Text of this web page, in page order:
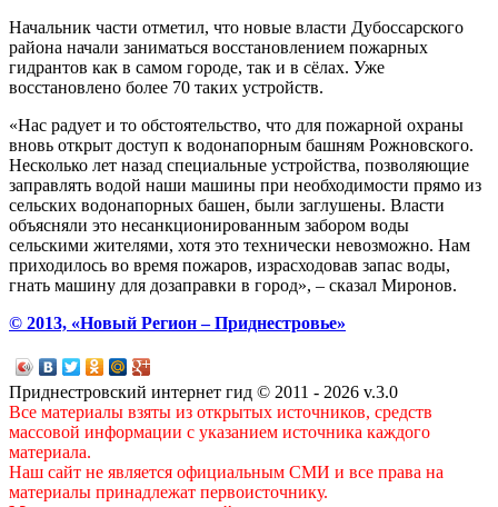
Начальник части отметил, что новые власти Дубоссарского
района начали заниматься восстановлением пожарных
гидрантов как в самом городе, так и в сёлах. Уже
восстановлено более 70 таких устройств.
«Нас радует и то обстоятельство, что для пожарной охраны
вновь открыт доступ к водонапорным башням Рожновского.
Несколько лет назад специальные устройства, позволяющие
заправлять водой наши машины при необходимости прямо из
сельских водонапорных башен, были заглушены. Власти
объясняли это несанкционированным забором воды
сельскими жителями, хотя это технически невозможно. Нам
приходилось во время пожаров, израсходовав запас воды,
гнать машину для дозаправки в город», – сказал Миронов.
© 2013, «Новый Регион – Приднестровье»
Приднестровский интернет гид © 2011 - 2026 v.3.0
Все материалы взяты из открытых источников, средств
массовой информации с указанием источника каждого
материала.
Наш сайт не является официальным СМИ и все права на
материалы принадлежат первоисточнику.